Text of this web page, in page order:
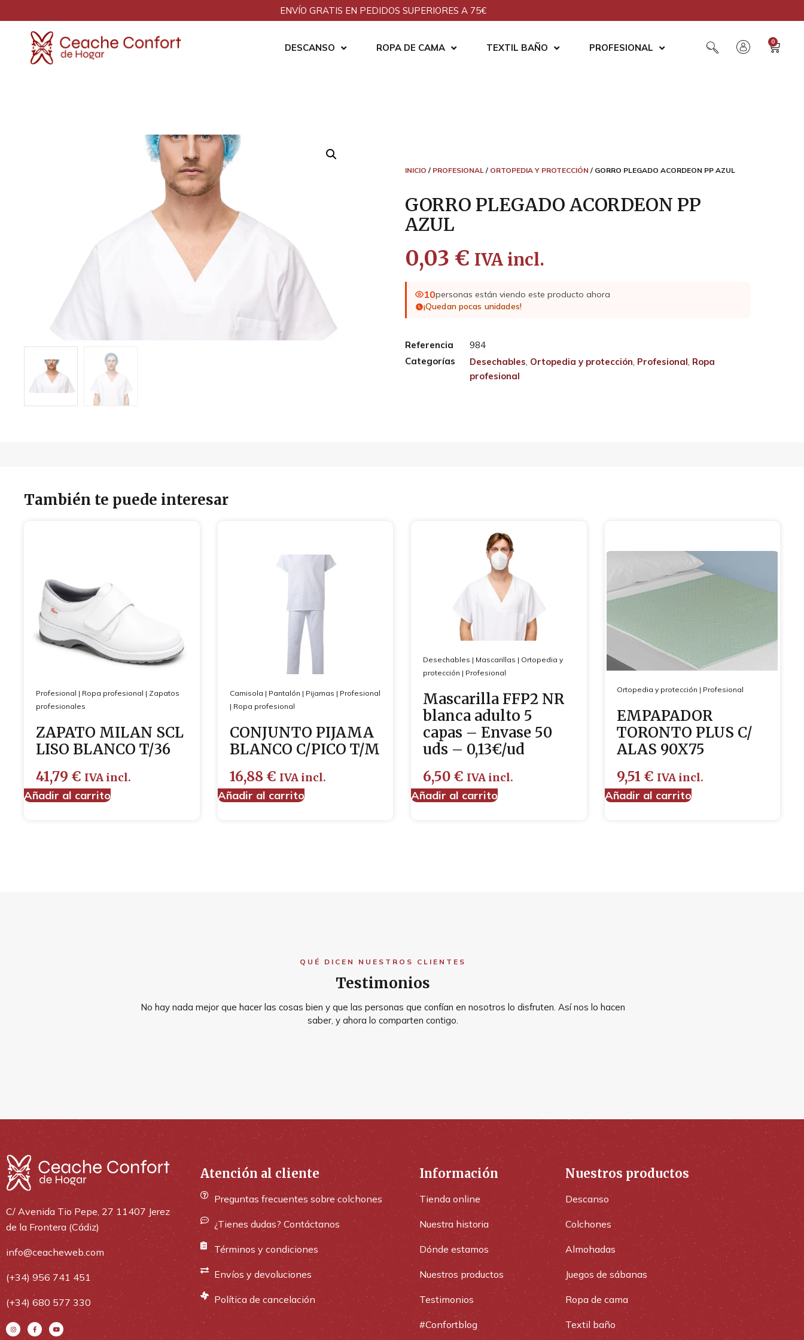
ENVÍO GRATIS EN PEDIDOS SUPERIORES A 75€
DESCANSO ROPA DE CAMA TEXTIL BAÑO PROFESIONAL
0
INICIO / PROFESIONAL/ ORTOPEDIA Y PROTECCIÓN / GORRO PLEGADO ACORDEON PP AZUL
GORRO PLEGADO ACORDEON PP
AZUL
0,03 € IVA incl.
10personas están viendo este producto ahora
¡Quedan pocas unidades!
Referencia
984
Categorías
Desechables, Ortopedia y protección, Profesional, Ropa
profesional
También te puede interesar
Profesional | Ropa profesional | Zapatos
profesionales
ZAPATO MILAN SCL
LISO BLANCO T/36
41,79 € IVA incl.
Añadir al carrito
Camisola | Pantalón | Pijamas | Profesional
| Ropa profesional
CONJUNTO PIJAMA
BLANCO C/PICO T/M
16,88 € IVA incl.
Añadir al carrito
Desechables | Mascarillas | Ortopedia y
protección | Profesional
Mascarilla FFP2 NR
blanca adulto 5
capas – Envase 50
uds – 0,13€/ud
6,50 € IVA incl.
Añadir al carrito
Ortopedia y protección | Profesional
EMPAPADOR
TORONTO PLUS C/
ALAS 90X75
9,51 € IVA incl.
Añadir al carrito
QUÉ DICEN NUESTROS CLIENTES
Testimonios
No hay nada mejor que hacer las cosas bien y que las personas que confían en nosotros lo disfruten. Así nos lo hacen
saber, y ahora lo comparten contigo.
C/ Avenida Tio Pepe, 27 11407 Jerez
de la Frontera (Cádiz)
info@ceacheweb.com
(+34) 956 741 451
(+34) 680 577 330
Atención al cliente
Preguntas frecuentes sobre colchones
¿Tienes dudas? Contáctanos
Términos y condiciones
Envíos y devoluciones
Política de cancelación
Información
Tienda online
Nuestra historia
Dónde estamos
Nuestros productos
Testimonios
#Confortblog
Nuestros productos
Descanso
Colchones
Almohadas
Juegos de sábanas
Ropa de cama
Textil baño